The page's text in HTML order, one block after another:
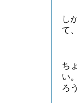
し
て
ち
い
ろ